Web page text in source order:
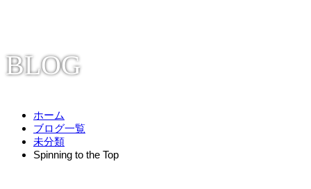
BLOG
ホーム
ブログ一覧
未分類
Spinning to the Top